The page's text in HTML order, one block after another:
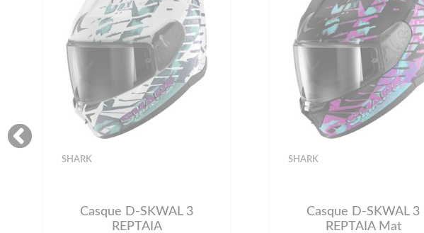
SHARK
Casque D-SKWAL 3
REPTAIA Mat
SHARK
Casque D-SKWAL 3 SP
LYNE